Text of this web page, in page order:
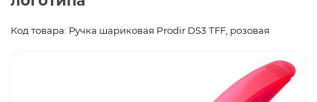
Код товара: Ручка шариковая Prodir DS3 TFF, розовая